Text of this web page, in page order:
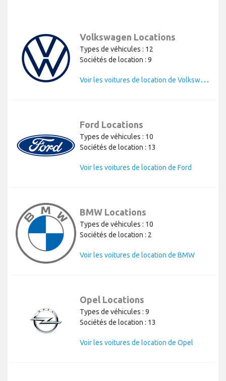
Volkswagen Locations
Types de véhicules : 12
Sociétés de location : 9
V
oir les voitures de location de Volkswagen
Ford Locations
Types de véhicules : 10
Sociétés de location : 13
Voir les voitures de location de Ford
BMW Locations
Types de véhicules : 10
Sociétés de location : 2
Voir les voitures de location de BMW
Opel Locations
Types de véhicules : 9
Sociétés de location : 13
Voir les voitures de location de Opel